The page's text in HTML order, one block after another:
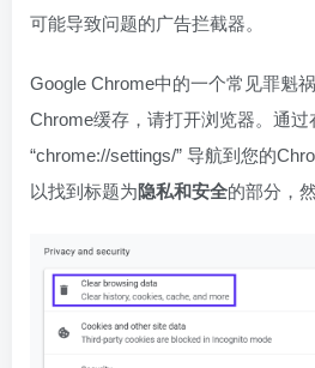
可能导致问题的广告拦截器。
Google Chrome中的一个常见罪魁
Chrome缓存，请打开浏览器。通过
“chrome://settings/” 导航到您的
以找到标题为隐私和安全的部分，